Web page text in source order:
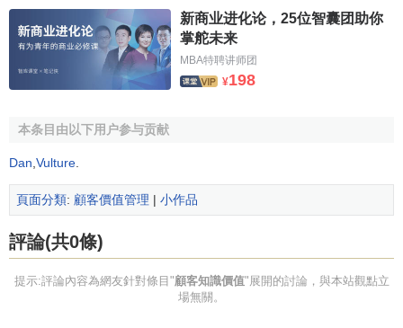
新商业进化论，25位智囊团助你
掌舵未来
MBA特聘讲师团
¥198
本条目由以下用户参与贡献
Dan Vulture
頁面分類: 顧客價值管理 | 小作品
評論(共0條)
提示:評論內容為網友針對條目"顧客知識價值"展開的討論，與本站觀點立
場無關。